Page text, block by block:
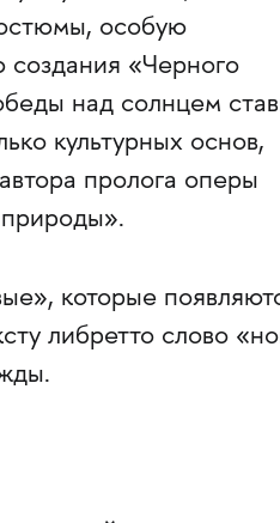
особую
«Черного
над солнцем
культурных основ,
пролога оперы
которые
либретто слово